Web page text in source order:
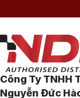
Công Ty TNHH
Nguyễn Đức